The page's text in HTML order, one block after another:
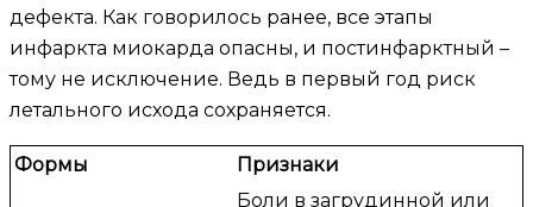
дефекта. Как говорилось ранее, все этапы
инфаркта миокарда опасны, и постинфарктный –
тому не исключение. Ведь в первый год риск
летального исхода сохраняется.
Формы Признаки
Боли в загрудинной или